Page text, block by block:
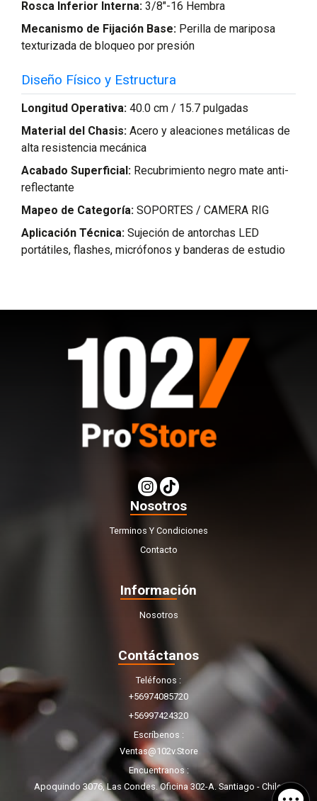
Rosca Inferior Interna: 3/8"-16 Hembra
Mecanismo de Fijación Base: Perilla de mariposa
texturizada de bloqueo por presión
Diseño Físico y Estructura
Longitud Operativa: 40.0 cm / 15.7 pulgadas
Material del Chasis: Acero y aleaciones metálicas de
alta resistencia mecánica
Acabado Superficial: Recubrimiento negro mate anti-
reflectante
Mapeo de Categoría: SOPORTES / CAMERA RIG
Aplicación Técnica: Sujeción de antorchas LED
portátiles, flashes, micrófonos y banderas de estudio
Nosotros
Terminos Y Condiciones
Contacto
Información
Nosotros
Contáctanos
Teléfonos
+56974085720
+56997424320
Escríbenos
Ventas@102v.store
Encuentranos
Apoquindo 3076, Las Condes. Oficina 302-A. Santiago - Chile.